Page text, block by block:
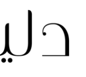
المحتوى